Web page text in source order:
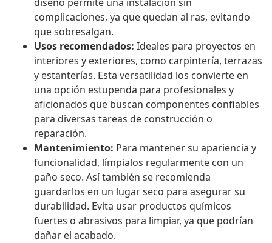
complicaciones, ya que quedan al ras, evitando
que sobresalgan.
Usos recomendados: Ideales para proyectos en
interiores y exteriores, como carpintería, terrazas
y estanterías. Esta versatilidad los convierte en
una opción estupenda para profesionales y
aficionados que buscan componentes confiables
para diversas tareas de construcción o
reparación.
Mantenimiento: Para mantener su apariencia y
funcionalidad, límpialos regularmente con un
paño seco. Así también se recomienda
guardarlos en un lugar seco para asegurar su
durabilidad. Evita usar productos químicos
fuertes o abrasivos para limpiar, ya que podrían
dañar el acabado.